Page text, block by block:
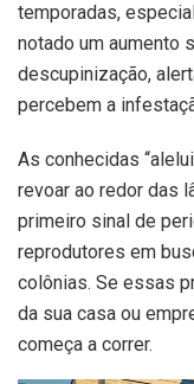
temporadas,
notado um aumento
descupinização,
percebem a
As conhecidas
revoar ao redor das
primeiro sinal de
reprodutores em
colônias. Se essas
da sua casa ou
começa a correr.